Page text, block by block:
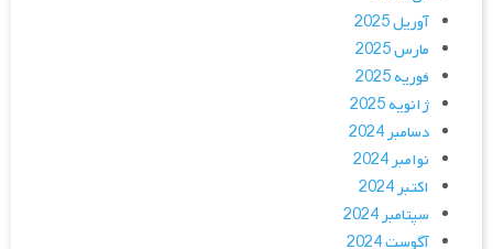
آوریل 2025
مارس 2025
فوریه 2025
ژانویه 2025
دسامبر 2024
نوامبر 2024
اکتبر 2024
سپتامبر 2024
آگوست 2024